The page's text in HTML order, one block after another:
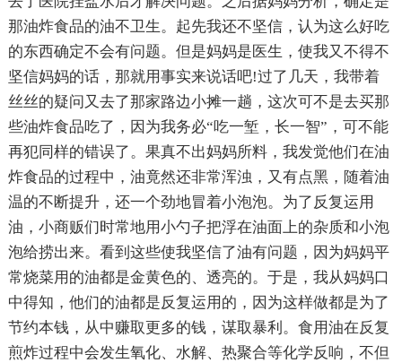
那油炸食品的油不卫生。起先我还不坚信，认为这么好吃
的东西确定不会有问题。但是妈妈是医生，使我又不得不
坚信妈妈的话，那就用事实来说话吧!过了几天，我带着
丝丝的疑问又去了那家路边小摊一趟，这次可不是去买那
些油炸食品吃了，因为我务必“吃一堑，长一智”，可不能
再犯同样的错误了。果真不出妈妈所料，我发觉他们在油
炸食品的过程中，油竟然还非常浑浊，又有点黑，随着油
温的不断提升，还一个劲地冒着小泡泡。为了反复运用
油，小商贩们时常地用小勺子把浮在油面上的杂质和小泡
泡给捞出来。看到这些使我坚信了油有问题，因为妈妈平
常烧菜用的油都是金黄色的、透亮的。于是，我从妈妈口
中得知，他们的油都是反复运用的，因为这样做都是为了
节约本钱，从中赚取更多的钱，谋取暴利。食用油在反复
煎炸过程中会发生氧化、水解、热聚合等化学反响，不但